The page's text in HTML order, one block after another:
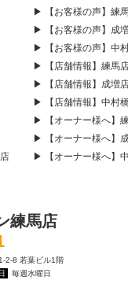
▶ 【お客様の声】練
▶ 【お客様の声】成
▶ 【お客様の声】中
▶ 【店舗情報】練馬
▶ 【店舗情報】成増
▶ 【店舗情報】中村
▶ 【オーナー様へ】
▶ 【オーナー様へ】
▶ 【オーナー様へ】
練馬店
2-8 若葉ビル1階
毎週水曜日